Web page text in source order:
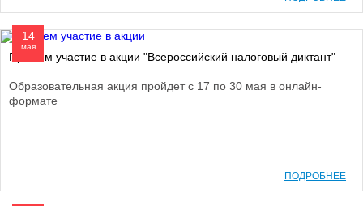
14
мая
Примем участие в акции "Всероссийский налоговый диктант"
Образовательная акция пройдет с 17 по 30 мая в онлайн-
формате
ПОДРОБНЕЕ